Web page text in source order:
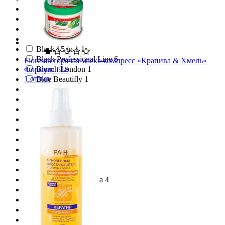
Bioxcin 2
Bio_Plant 1
BirchSPA 1
Bisou 8
Black 15 in 1 1
Black Professional Line 6
Bleach London 1
Blue Beautifly 1
Bodella 1
Borodatos 2
Bosnic 4
Botanic Secrets 1
Botanika 14
Botavikos 4
Bottega di Lungavita 4
Bounce Curl 5
Bouticle 8
Brae 2
Braun 2
Floresan горячая маска-компресс «Крапива & Хмель»
Формула 518
1 отзыв